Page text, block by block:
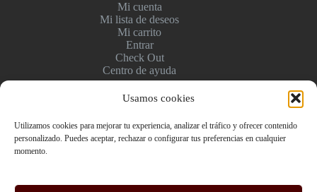
Usamos cookies
Utilizamos cookies para mejorar tu experiencia, analizar el tráfico y ofrecer contenido
personalizado. Puedes aceptar, rechazar o configurar tus preferencias en cualquier
momento.
Mi cuenta
Mi lista de deseos
Mi carrito
Entrar
Check Out
Centro de ayuda
Pagos y entregas
Envío y pago
Pago seguro